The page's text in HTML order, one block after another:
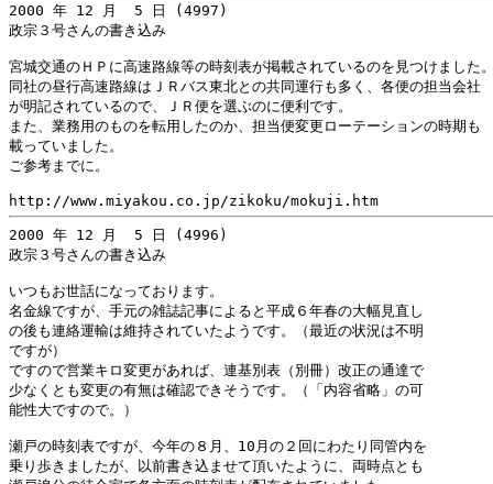
2000 年 12 月  5 日 (4997)
政宗３号さんの書き込み
宮城交通のＨＰに高速路線等の時刻表が掲載されているのを見つけました
同社の昼行高速路線はＪＲバス東北との共同運行も多く、各便の担当会社
が明記されているので、ＪＲ便を選ぶのに便利です。
また、業務用のものを転用したのか、担当便変更ローテーションの時期も
載っていました。
ご参考までに。
2000 年 12 月  5 日 (4996)
政宗３号さんの書き込み
いつもお世話になっております。
名金線ですが、手元の雑誌記事によると平成６年春の大幅見直し
の後も連絡運輸は維持されていたようです。（最近の状況は不明
ですが）
ですので営業キロ変更があれば、連基別表（別冊）改正の通達で
少なくとも変更の有無は確認できそうです。（「内容省略」の可
能性大ですので。）
瀬戸の時刻表ですが、今年の８月、10月の２回にわたり同管内を
乗り歩きましたが、以前書き込ませて頂いたように、両時点とも